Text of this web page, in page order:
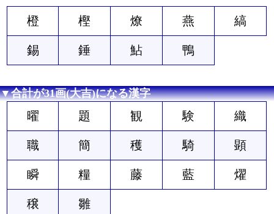
橙 樫 燎 燕 縞
錫 錘 鮎 鴨
▼合計が31画(大吉)になる漢字
曜 題 観 験 織
職 簡 穫 騎 顕
瞬 糧 藤 藍 燿
穣 雛